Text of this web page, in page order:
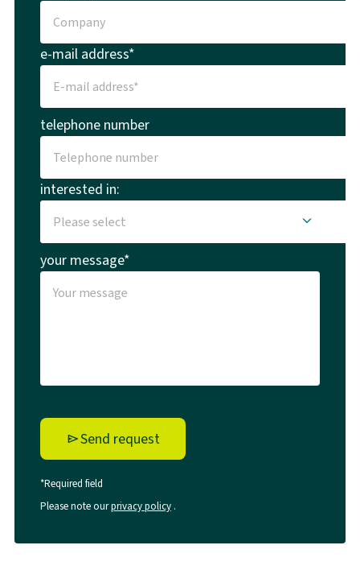
e-mail address*
telephone number
interested in:
your message*
Send request
*Required field
Please note ourprivacy policy.